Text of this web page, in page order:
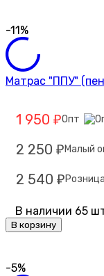
-11%
Матрас "ППУ"
1 950 ₽Опт
2 250 ₽ Малый
2 540 ₽ Розница
В наличии 65
В корзину
-5%